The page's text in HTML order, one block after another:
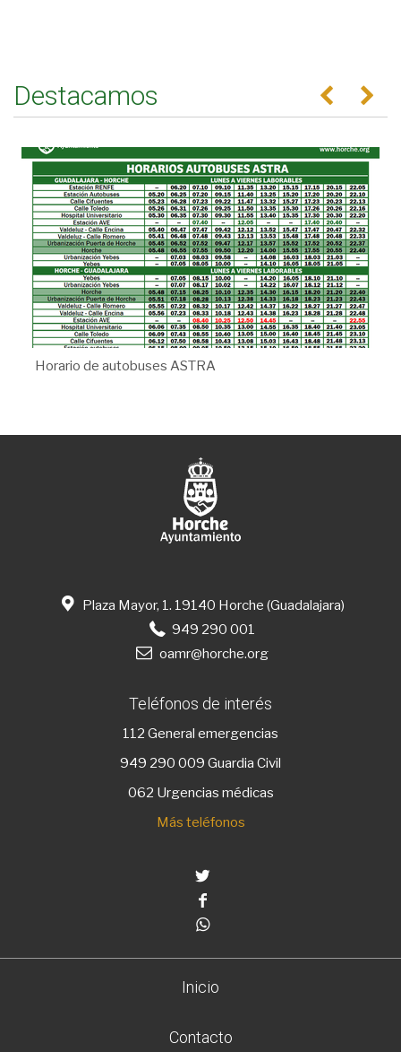
Destacamos Anterior
Horario de autobuses ASTRA
Plaza Mayor, 1. 19140 Horche (Guadalajara)
949 290 001
oamr@horche.org
Teléfonos de interés
112 General emergencias
949 290 009 Guardia Civil
062 Urgencias médicas
Más teléfonos
Inicio
Contacto